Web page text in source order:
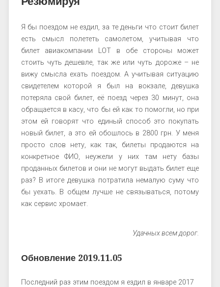
Я бы поездом не ездил, за те деньги что стоит билет
есть смысл полететь самолетом, учитывая что
билет авиакомпании LOT в обе стороны может
стоить чуть дешевле, так же или чуть дороже – не
вижу смысла ехать поездом. А учитывая ситуацию
свидетелем которой я был на вокзале, девушка
потеряла свой билет, её поезд через 30 минут, она
обращается в касу, что бы ей как то помогли, но при
этом ей говорят что единый способ это покупать
новый билет, а это ей обошлось в 2800 грн. У меня
просто слов нету, как так, билеты продаются на
конкретное ФИО, неужели у них там нету базы
проданных билетов и они не могут выдать билет еще
раз? В итоге девушка потратила немалую суму что
бы уехать. В общем лучше не связываться, потому
как сервис хромает.
Удачных всем дорог.
Обновление 2019.11.05
Последний раз этим поездом я ездил в январе 2017